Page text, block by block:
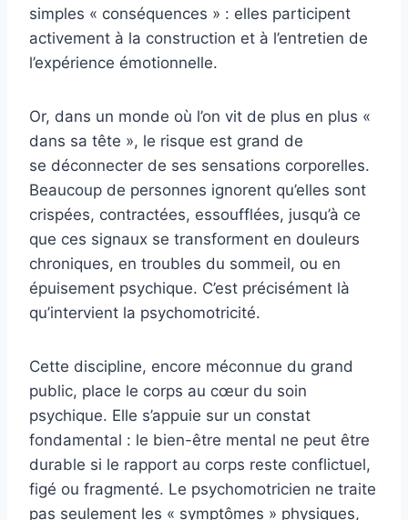
simples « conséquences » : elles participent
activement à la construction et à l’entretien de
l’expérience émotionnelle.
Or, dans un monde où l’on vit de plus en plus «
dans sa tête », le risque est grand de
se déconnecter de ses sensations corporelles.
Beaucoup de personnes ignorent qu’elles sont
crispées, contractées, essoufflées, jusqu’à ce
que ces signaux se transforment en douleurs
chroniques, en troubles du sommeil, ou en
épuisement psychique. C’est précisément là
qu’intervient la psychomotricité.
Cette discipline, encore méconnue du grand
public, place le corps au cœur du soin
psychique. Elle s’appuie sur un constat
fondamental : le bien-être mental ne peut être
durable si le rapport au corps reste conflictuel,
figé ou fragmenté. Le psychomotricien ne traite
pas seulement les « symptômes » physiques,